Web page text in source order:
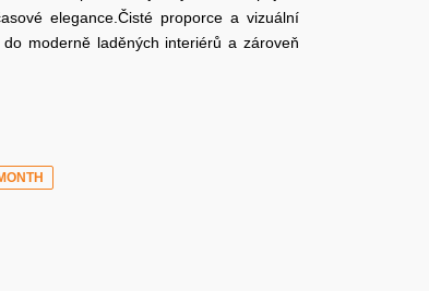
elegance.Čisté proporce a vizuální
moderně laděných interiérů a zároveň